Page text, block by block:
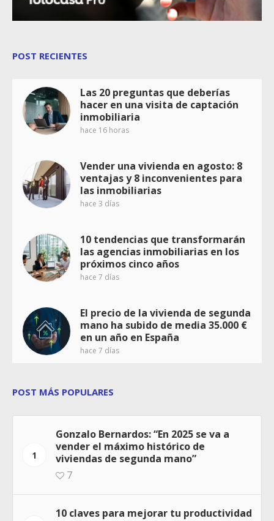
POST RECIENTES
Las 20 preguntas que deberías
hacer en una visita de captación
inmobiliaria
hace 16 horas
Vender una vivienda en agosto: 8
ventajas y 8 inconvenientes para
las inmobiliarias
hace 3 días
10 tendencias que transformarán
las agencias inmobiliarias en los
próximos cinco años
hace 7 días
El precio de la vivienda de segunda
mano ha subido de media 35.000 €
en un año en España
hace 7 días
POST MÁS POPULARES
1
Gonzalo Bernardos: “En 2025 se va a
vender el máximo histórico de
viviendas de segunda mano”
7
10 claves para mejorar tu productividad